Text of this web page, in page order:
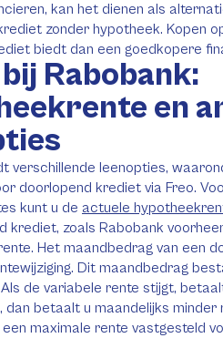
kan het dienen als
zonder hypotheek. Kopen
biedt dan een goedkopere
Rabobank:
en
verschillende leenopties,
doorlopend krediet via Freo.
kunt u de actuele
krediet, zoals Rabobank
Het maandbedrag van een
Dit maandbedrag
de variabele rente stijgt,
dan betaalt u maandelijks minder
maximale rente vastgesteld